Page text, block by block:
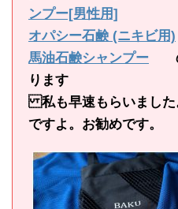
ンプー[男性用]
オパシー石鹸 (ニキビ用)
馬油石鹸シャンプー の
ります
私も早速もらいました
ですよ。お勧めです。